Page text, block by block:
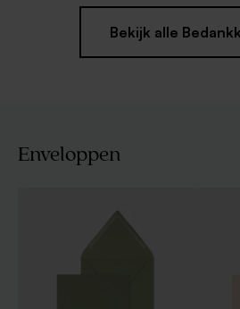
Bekijk alle
Enveloppen